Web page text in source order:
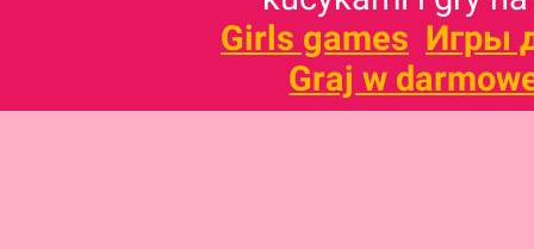
Girls games Игры
Graj w